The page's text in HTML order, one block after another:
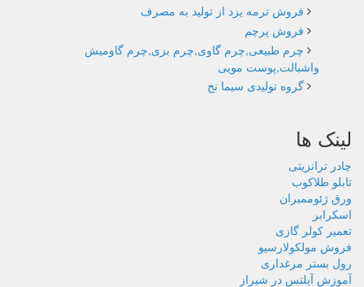
فروش ترمه یزد از تولید به مصرف
فروش پرچم
چرم طبیعی,چرم گاوی,چرم بزی,چرم گاومیش
واشبالت,پوست مویی
گروه تولیدی سیما نخ
لینک ها
چادر ترانزیتی
تابلو طلاکوب
ورق ژئوممبران
اسکرابر
تعمیر کولر گازی
فروش مولکولارسیو
رول بستر مرغداری
آموزش آیلتس در شیراز